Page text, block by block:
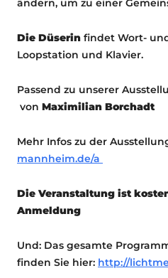
ändern, um zu einer
Die Düserin findet Wort-
Loopstation und Klavier.
Passend zu unserer
von Maximilian Borchadt
Mehr Infos zu der
mannheim.de/a
Die Veranstaltung ist
Anmeldung
Und: Das gesamte
finden Sie hier: http://